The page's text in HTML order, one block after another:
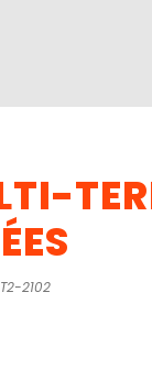
2102